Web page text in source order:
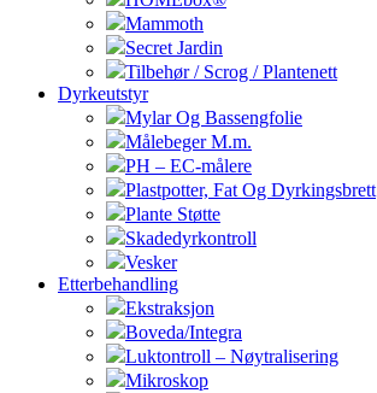
Mammoth
Secret Jardin
Tilbehør / Scrog / Plantenett
Dyrkeutstyr
Mylar Og Bassengfolie
Målebeger M.m.
PH – EC-målere
Plastpotter, Fat Og Dyrkingsbrett
Plante Støtte
Skadedyrkontroll
Vesker
Etterbehandling
Ekstraksjon
Boveda/Integra
Luktontroll – Nøytralisering
Mikroskop